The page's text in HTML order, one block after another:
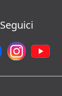
Seguici